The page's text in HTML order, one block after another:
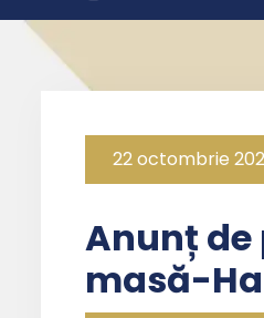
22 octombrie
Anunț de
masă-